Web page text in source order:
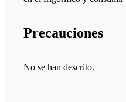
Precauciones
No se han descrito.